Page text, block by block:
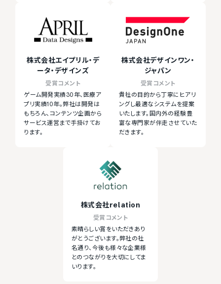
株式会社エイプリル・デ
ータ・デザインズ
受賞コメント
ゲーム開発実績30年、医療ア
プリ実績10年。弊社は開発は
もちろん、コンテンツ企画から
サービス運営まで手掛けてお
ります。
株式会社デザインワン・
ジャパン
受賞コメント
貴社の目的から丁寧にヒアリ
ングし最適なシステムを提案
いたします。国内外の経験豊
富な専門家が伴走させていた
だきます。
株式会社relation
受賞コメント
素晴らしい賞をいただきあり
がとうございます。弊社の社
名通り、今後も様々な企業様
とのつながりを大切にしてま
いります。